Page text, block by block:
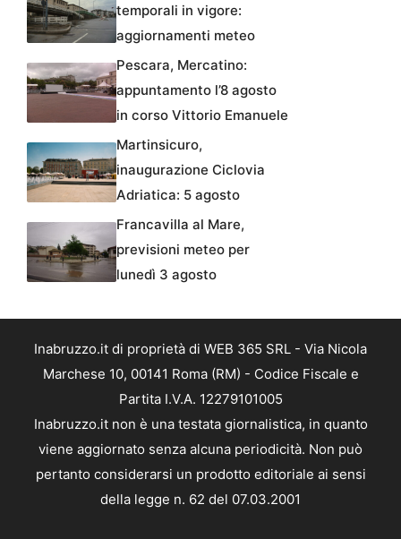
temporali in vigore:
aggiornamenti meteo
Pescara, Mercatino:
appuntamento l’8 agosto
in corso Vittorio Emanuele
Martinsicuro,
inaugurazione Ciclovia
Adriatica: 5 agosto
Francavilla al Mare,
previsioni meteo per
lunedì 3 agosto
Inabruzzo.it di proprietà di WEB 365 SRL - Via Nicola
Marchese 10, 00141 Roma (RM) - Codice Fiscale e
Partita I.V.A. 12279101005
Inabruzzo.it non è una testata giornalistica, in quanto
viene aggiornato senza alcuna periodicità. Non può
pertanto considerarsi un prodotto editoriale ai sensi
della legge n. 62 del 07.03.2001